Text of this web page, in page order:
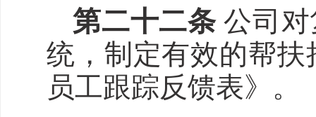
第二十二条公司
统，制定有效的帮
员工跟踪反馈表》。